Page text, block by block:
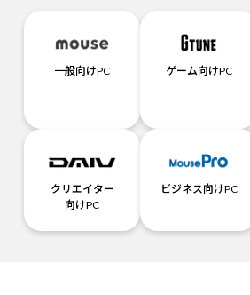
一般向けPC ゲーム向けPC
クリエイター
向けPC
ビジネス向けPC